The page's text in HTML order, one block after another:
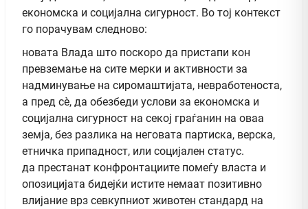
економска и социјална сигурност. Во тој контекст
го порачувам следново:
новата Влада што поскоро да пристапи кон
превземање на сите мерки и активности за
надминување на сиромаштијата, невработеноста,
а пред сè, да обезбеди услови за економска и
социјална сигурност на секој граѓанин на оваа
земја, без разлика на неговата партиска, верска,
етничка припадност, или социјален статус.
да престанат конфронтациите помеѓу власта и
опозицијата бидејќи истите немаат позитивно
влијание врз севкупниот животен стандард на